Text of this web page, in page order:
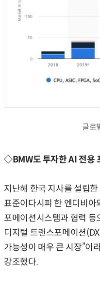
글로
◇BMW도 투자한 AI 전용
지난해 한국 지사를 설립
표준이다시피 한 엔디비아
포메이션시스템과 협력 등
디지털 트랜스포메이션
가능성이 매우 큰 시장”이
강조했다.